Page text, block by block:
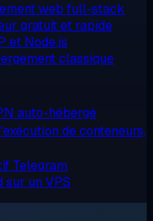
web full-stack
gratuit et rapide
et Node.js
classique
auto-hébergé
de conteneurs,
Telegram
sur un VPS